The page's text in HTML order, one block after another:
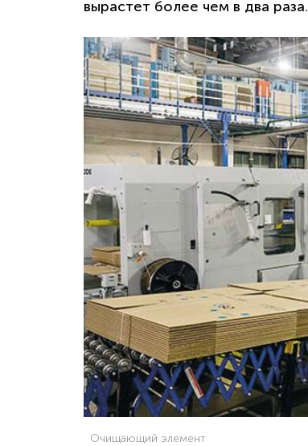
вырастет более чем в два раза.
Очищающий элемент